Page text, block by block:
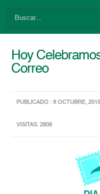
Hoy
Correo
PUBLICADO : 9 OCTUBRE, 2015
VISITAS: 2806